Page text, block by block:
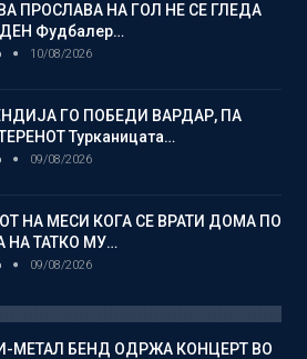
ПРОСЛАВА НА ГОЛ НЕ СЕ ГЛЕДА
Фудбалер…
10/08/2026
ГО ПОБЕДИ ВАРДАР, ПА
Турканицата…
09/08/2026
НА МЕСИ КОГА СЕ ВРАТИ ДОМА ПО
НА ТАТКО МУ…
09/08/2026
МЕТАЛ БЕНД ОДРЖА КОНЦЕРТ ВО